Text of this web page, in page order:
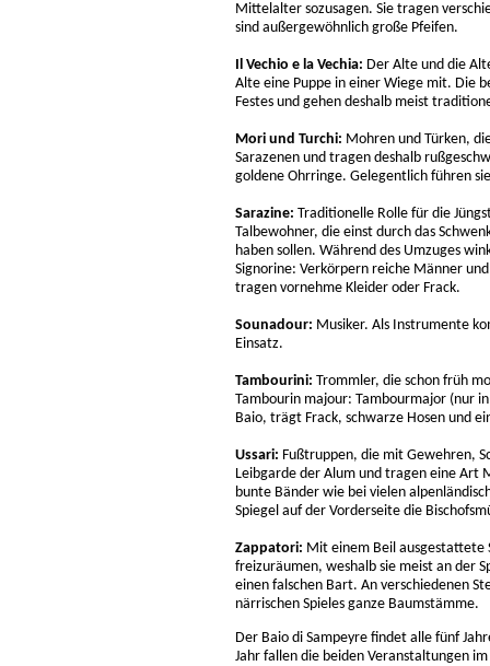
Mittelalter sozusagen. Sie tragen
sind außergewöhnlich große Pfeifen.
Il Vechio e la Vechia: Der Alte und die
Alte eine Puppe in einer Wiege mit. Die
Festes und gehen deshalb meist
Mori und Turchi: Mohren und Türken,
Sarazenen und tragen deshalb
goldene Ohrringe. Gelegentlich führen
Sarazine: Traditionelle Rolle für die
Talbewohner, die einst durch das
haben sollen. Während des Umzuges
Signorine: Verkörpern reiche Männer
tragen vornehme Kleider oder Frack.
Sounadour: Musiker. Als Instrumente
Einsatz.
Tambourini: Trommler, die schon früh
Tambourin majour: Tambourmajor (nur
Baio, trägt Frack, schwarze Hosen und
Ussari: Fußtruppen, die mit Gewehren,
Leibgarde der Alum und tragen eine Art
bunte Bänder wie bei vielen
Spiegel auf der Vorderseite die
Zappatori: Mit einem Beil ausgestattete
freizuräumen, weshalb sie meist an der
einen falschen Bart. An verschiedenen
närrischen Spieles ganze Baumstämme.
Der Baio di Sampeyre findet alle fünf
Jahr fallen die beiden Veranstaltungen